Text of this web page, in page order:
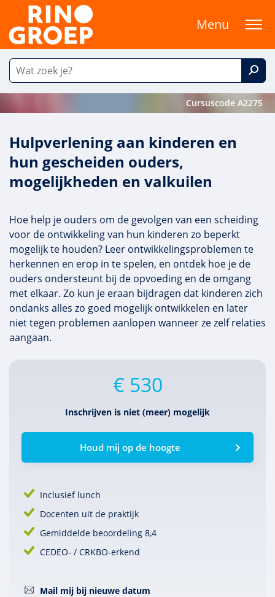
Menu
Cursuscode A2275
Hulpverlening aan kinderen en
hun gescheiden ouders,
mogelijkheden en valkuilen
Hoe help je ouders om de gevolgen van een scheiding
voor de ontwikkeling van hun kinderen zo beperkt
mogelijk te houden? Leer ontwikkelingsproblemen te
herkennen en erop in te spelen, en ontdek hoe je de
ouders ondersteunt bij de opvoeding en de omgang
met elkaar. Zo kun je eraan bijdragen dat kinderen zich
ondanks alles zo goed mogelijk ontwikkelen en later
niet tegen problemen aanlopen wanneer ze zelf relaties
aangaan.
€ 530
Inschrijven is niet (meer) mogelijk
Houd mij op de hoogte
Inclusief lunch
Docenten uit de praktijk
Gemiddelde beoordeling 8,4
CEDEO- / CRKBO-erkend
Mail mij bij nieuwe datum